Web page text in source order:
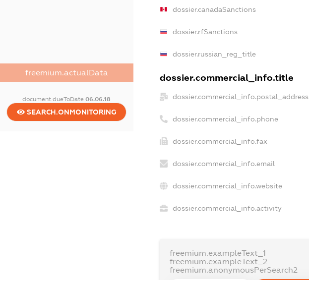
freemium.actualData
document.dueToDate06.06.18
SEARCH.ONMONITORING
dossier.canadaSanctions
dossier.rfSanctions
dossier.russian_reg_title
dossier.commercial_info.title
dossier.commercial_info.postal_address
dossier.commercial_info.phone
dossier.commercial_info.fax
dossier.commercial_info.email
dossier.commercial_info.website
dossier.commercial_info.activity
freemium.exampleText_1
freemium.exampleText_2
freemium.anonymousPerSearch2